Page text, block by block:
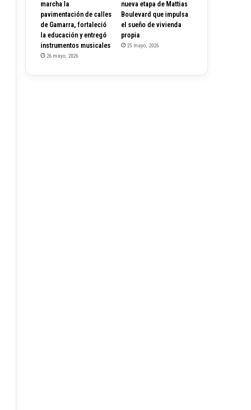
marcha la
pavimentación de calles
de Gamarra, fortaleció
la educación y entregó
instrumentos musicales
26 mayo, 2026
nueva etapa de Mattias
Boulevard que impulsa
el sueño de vivienda
propia
25 mayo, 2026